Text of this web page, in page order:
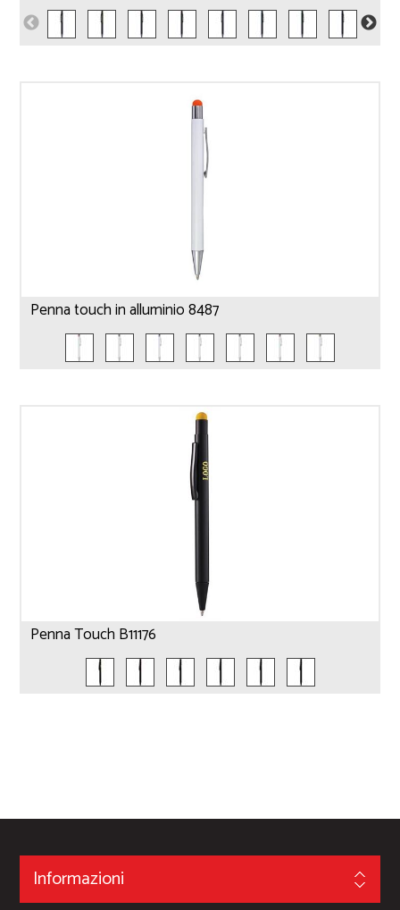
Penna touch in alluminio 8487
Penna Touch B11176
Informazioni